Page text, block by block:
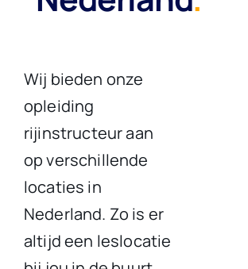
Wij bieden onze
opleiding
rijinstructeur aan
op verschillende
locaties in
Nederland. Zo is er
altijd een leslocatie